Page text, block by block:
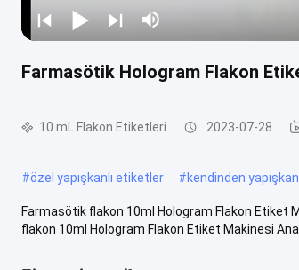
Farmasötik Hologram Flakon
10 mL Flakon Etiketleri 2023-07-28
#özel yapışkanlı etiketler #kendinden
Farmasötik flakon 10ml Hologram Flakon Etiket
flakon 10ml Hologram Flakon Etiket Makinesi